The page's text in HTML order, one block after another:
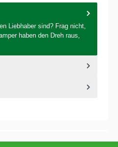
Liebhaber sind? Frag nicht,
haben den Dreh raus,